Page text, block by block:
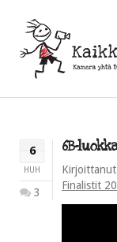
6
HUH
3
6B-
Kirjoittanut
Finalistit